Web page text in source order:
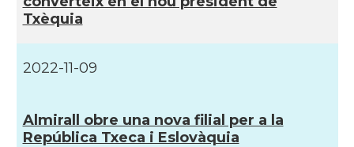
Txèquia
2022-11-09
Almirall obre una nova filial per a la
República Txeca i Eslovàquia